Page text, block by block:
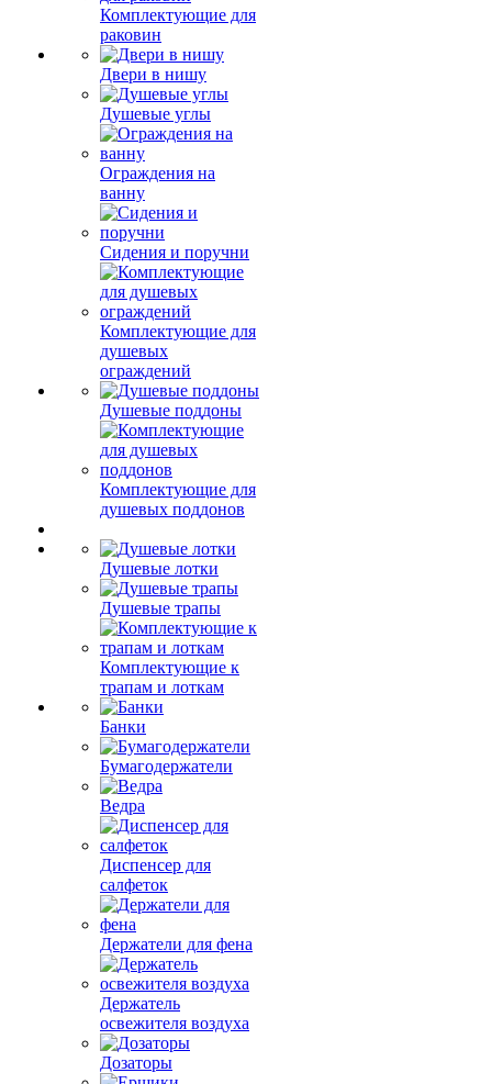
Комплектующие для
раковин
Двери в нишу
Душевые углы
Ограждения на
ванну
Сидения и поручни
Комплектующие для
душевых
ограждений
Душевые поддоны
Комплектующие для
душевых поддонов
Душевые лотки
Душевые трапы
Комплектующие к
трапам и лоткам
Банки
Бумагодержатели
Ведра
Диспенсер для
салфеток
Держатели для фена
Держатель
освежителя воздуха
Дозаторы